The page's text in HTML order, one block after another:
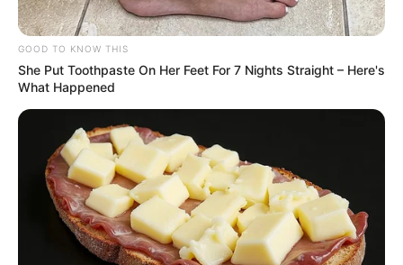
GOOD TO KNOW THIS
She Put Toothpaste On Her Feet For 7 Nights Straight – Here's
What Happened